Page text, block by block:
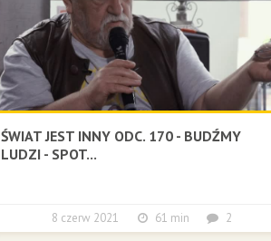
ŚWIAT JEST INNY ODC. 170 - BUDŹMY
LUDZI - SPOT...
8 czerw 2021 61 min 2